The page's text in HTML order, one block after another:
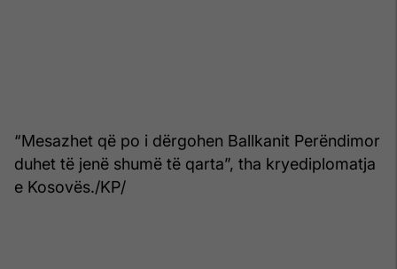
“Mesazhet që po i dërgohen Ballkanit Perëndimor
duhet të jenë shumë të qarta”, tha kryediplomatja
e Kosovës./KP/